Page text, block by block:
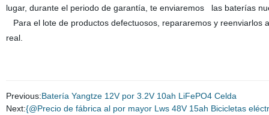
lugar, durante el periodo de garantía, te enviaremos las baterías
Para el lote de productos defectuosos, repararemos y reenviarlos
real.
Previous:Batería Yangtze 12V por 3.2V 10ah LiFePO4 Celda
Next:{@Precio de fábrica al por mayor Lws 48V 15ah Bicicletas